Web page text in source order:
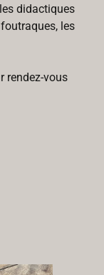
didactiques
les
rendez-vous